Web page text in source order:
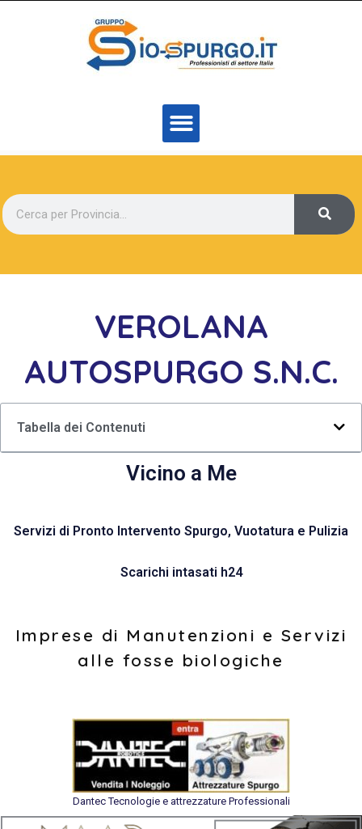
VEROLANA
AUTOSPURGO S.N.C.
Tabella dei Contenuti
Vicino a Me
Servizi di Pronto Intervento Spurgo, Vuotatura e Pulizia
Scarichi intasati h24
Imprese di Manutenzioni e Servizi
alle fosse biologiche
Dantec Tecnologie e attrezzature Professionali